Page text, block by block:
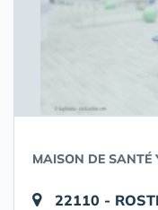
MAISON DE SANTÉ
22110 -